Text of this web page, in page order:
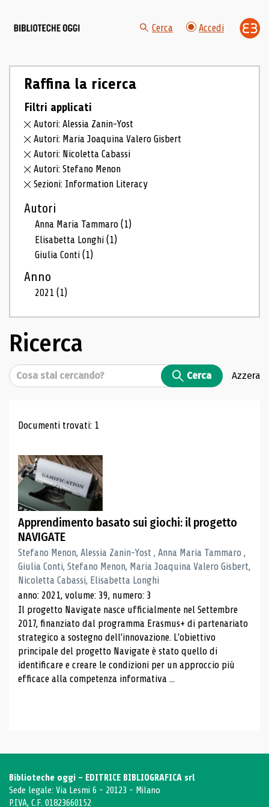
Cerca Accedi
Raffina la ricerca
Filtri applicati
Autori: Alessia Zanin-Yost
Autori: Maria Joaquina Valero Gisbert
Autori: Nicoletta Cabassi
Autori: Stefano Menon
Sezioni: Information Literacy
Autori
Anna Maria Tammaro(1)
Elisabetta Longhi(1)
Giulia Conti(1)
Anno
2021(1)
Ricerca
Cerca Cerca Azzera
Risultati di ricerca
Documenti trovati: 1
Apprendimento basato sui giochi: il progetto
NAVIGATE
Stefano Menon, Alessia Zanin-Yost , Anna Maria Tammaro ,
Giulia Conti, Stefano Menon, Maria Joaquina Valero Gisbert,
Nicoletta Cabassi, Elisabetta Longhi
anno: 2021, volume: 39, numero: 3
Il progetto Navigate nasce ufficialmente nel Settembre
2017, finanziato dal programma Erasmus+ di partenariato
strategico a sostegno dell'innovazione. L'obiettivo
principale del progetto Navigate è stato quello di
identificare e creare le condizioni per un approccio più
efficace alla competenza informativa ...
Biblioteche oggi - EDITRICE BIBLIOGRAFICA srl
Sede legale: Via Lesmi 6 - 20123 - Milano
P.IVA, C.F. 01823660152